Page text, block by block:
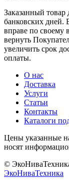
Заказанный товар
банковских дней.
вправе по своему
вернуть
увеличить срок
оплаты.
О нас
Доставка
Услуги
Статьи
Контакты
Каталоги
Цены указанные
носят
©
ЭкоНиваТехника